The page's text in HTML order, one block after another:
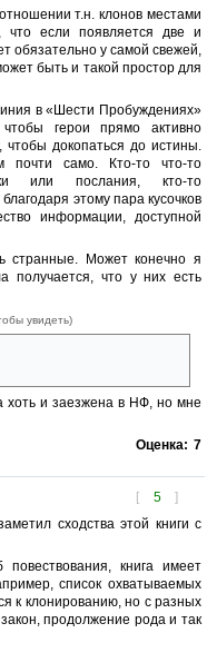
т.н. клонов местами
что если появляется две и
обязательно у самой свежей,
быть и такой простор для
в «Шести Пробуждениях»
герои прямо активно
чтобы докопаться до истины.
почти само. Кто-то что-то
или послания, кто-то
этому пара кусочков
информации, доступной
странные. Может конечно я
получается, что у них есть
увидеть)
хоть и заезжена в НФ, но мне
Оценка: 7
[ 5 ]
сходства этой книги с
книга имеет
список охватываемых
к клонированию, но с разных
продолжение рода и так